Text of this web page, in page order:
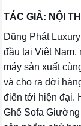
TÁC GIẢ: NỘI
Dũng Phát
đầu tại Việt Nam,
máy sản xuất
và cho ra đời
điển tới hiện đại.
Ghế Sofa